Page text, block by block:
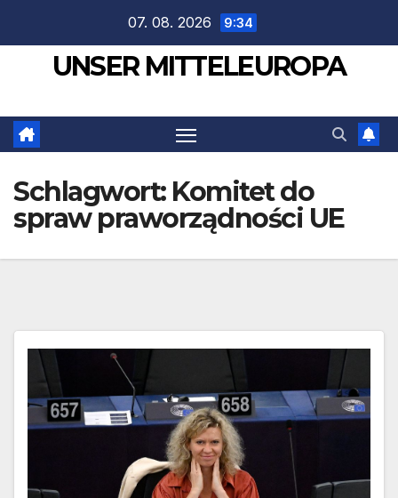
springen
07. 08. 2026 9:34
UNSER MITTELEUROPA
Schlagwort: Komitet do
spraw praworządności UE